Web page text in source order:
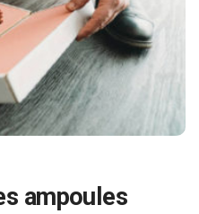
ampoules